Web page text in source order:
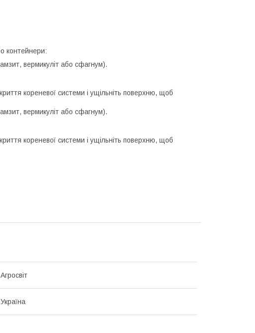
контейнери:
вермикуліт або сфагнум).
кореневої системи і ущільніть поверхню, щоб
вермикуліт або сфагнум).
кореневої системи і ущільніть поверхню, щоб
Агросвіт
Україна